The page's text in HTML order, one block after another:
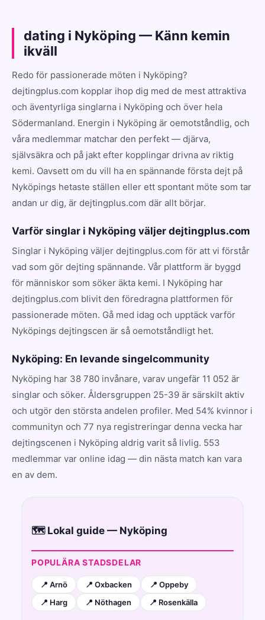
dating i Nyköping — Känn kemin
ikväll
Redo för passionerade möten i Nyköping?
dejtingplus.com kopplar ihop dig med de mest attraktiva
och äventyrliga singlarna i Nyköping och över hela
Södermanland. Energin i Nyköping är oemotståndlig, och
våra medlemmar matchar den perfekt — djärva,
självsäkra och på jakt efter kopplingar drivna av riktig
kemi. Oavsett om du vill ha en spännande första dejt på
Nyköpings hetaste ställen eller ett spontant möte som tar
andan ur dig, är dejtingplus.com där allt börjar.
Varför singlar i Nyköping väljer dejtingplus.com
Singlar i Nyköping väljer dejtingplus.com för att vi förstår
vad som gör dejting spännande. Vår plattform är byggd
för människor som söker äkta kemi. I Nyköping har
dejtingplus.com blivit den föredragna plattformen för
passionerade möten. Gå med idag och upptäck varför
Nyköpings dejtingscen är så oemotståndligt het.
Nyköping: En levande singelcommunity
Nyköping har 38 780 invånare, varav ungefär 11 052 är
singlar och söker. Åldersgruppen 25-39 är särskilt aktiv
och utgör den största andelen profiler. Med 54% kvinnor i
communityn och 77 nya registreringar denna vecka har
dejtingscenen i Nyköping aldrig varit så livlig. 553
medlemmar var online idag — din nästa match kan vara
en av dem.
🗺️ Lokal guide — Nyköping
POPULÄRA STADSDELAR
📍 Arnö 📍 Oxbacken
📍 Oppeby
📍 Harg
📍 Nöthagen 📍 Rosenkälla